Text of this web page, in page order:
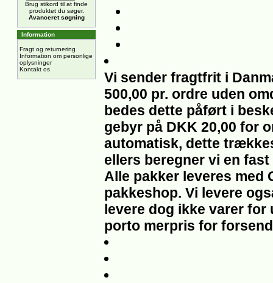
Brug stikord til at finde
produktet du søger.
Avanceret søgning
Information
Fragt og returnering
Information om personlige
oplysninger
Kontakt os
Vi sender fragtfrit i
500,00 pr. ordre uden
bedes dette påført i
gebyr på DKK 20,00 for
automatisk, dette
ellers beregner vi en
Alle pakker leveres med
pakkeshop. Vi levere
levere dog ikke varer for
porto merpris for